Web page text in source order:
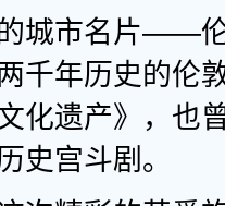
城市名片——
千年历史的伦
化遗产》，也
史宫斗剧。